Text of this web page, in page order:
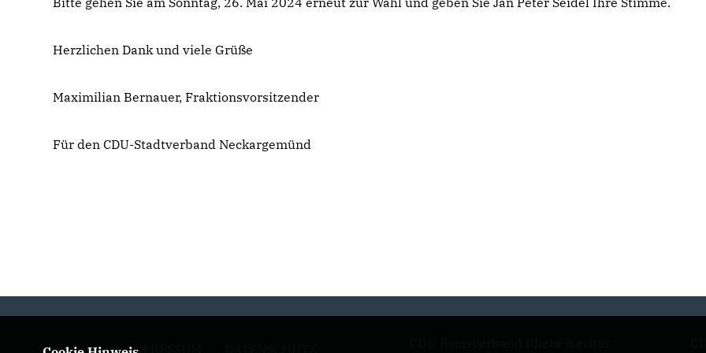
Herzlichen Dank und viele Grüße
Maximilian Bernauer, Fraktionsvorsitzender
Für den CDU-Stadtverband Neckargemünd
IMPRESSUM